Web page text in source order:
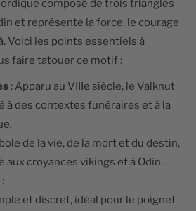
composé de trois triangles
et représente la force, le courage
Voici les points essentiels à
faire tatouer ce motif :
: Apparu au VIIIe siècle, le Valknut
à des contextes funéraires et à la
de la vie, de la mort et du destin,
croyances vikings et à Odin.
:
et discret, idéal pour le poignet